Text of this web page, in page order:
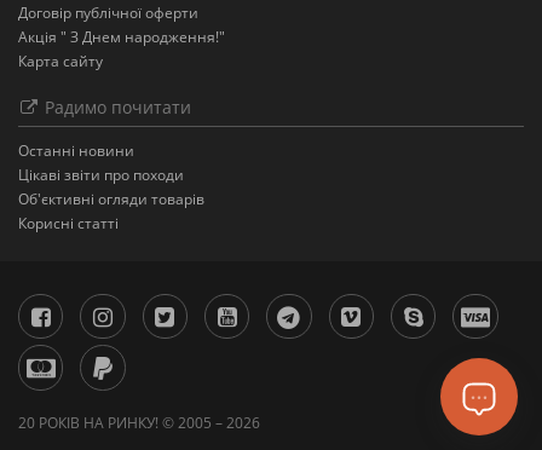
Договір публічної оферти
Акція " З Днем народження!"
Карта сайту
Радимо почитати
Останнi новини
Цікаві звіти про походи
Об'єктивні огляди товарів
Корисні статті
20 РОКІВ НА РИНКУ! © 2005 – 2026